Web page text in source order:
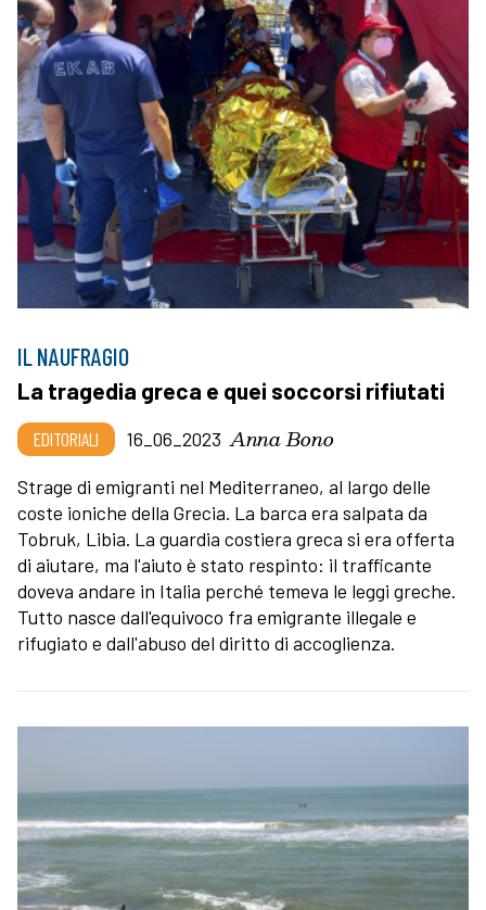
IL NAUFRAGIO
La tragedia greca e quei soccorsi rifiutati
EDITORIALI 16_06_2023 Anna Bono
Strage di emigranti nel Mediterraneo, al largo delle
coste ioniche della Grecia. La barca era salpata da
Tobruk, Libia. La guardia costiera greca si era offerta
di aiutare, ma l'aiuto è stato respinto: il trafficante
doveva andare in Italia perché temeva le leggi greche.
Tutto nasce dall'equivoco fra emigrante illegale e
rifugiato e dall'abuso del diritto di accoglienza.